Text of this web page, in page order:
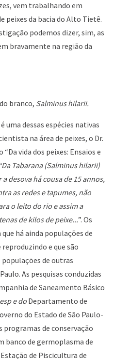
vem trabalhando em
peixes da bacia do Alto Tietê.
podemos dizer, sim, as
bravamente na região da
branco, Salminus hilarii.
uma dessas espécies nativas
na área de peixes, o Dr.
vida dos peixes: Ensaios e
“Da Tabarana (Salminus hilarii)
desova há cousa de 15 annos,
as redes e tapumes, não
o leito do rio e assim a
de kilos de peixe...”. Os
há ainda populações de
e que são
de outras
As pesquisas conduzidas
de Saneamento Básico
e doDepartamento de
do Estado de São Paulo-
programas de conservação
banco de germoplasma de
de Piscicultura de